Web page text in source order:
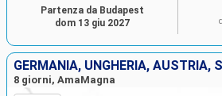
Partenza da Budapest
dom 13 giu 2027
GERMANIA, UNGHERIA, AUSTRIA,
8 giorni, AmaMagna